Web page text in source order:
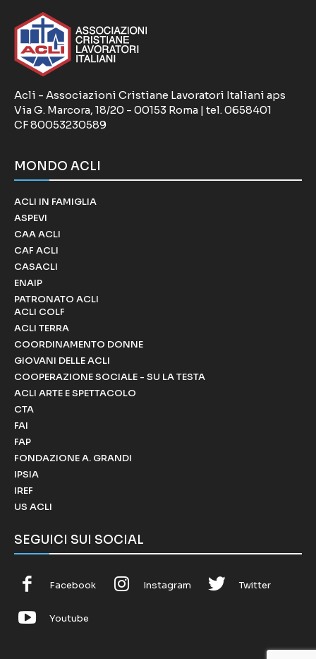
Acli - Associazioni Cristiane Lavoratori Italiani aps
Via G. Marcora, 18/20 - 00153 Roma | tel. 0658401
CF 80053230589
MONDO ACLI
ACLI IN FAMIGLIA
ASPEVI
CAA ACLI
CAF ACLI
CASACLI
ENAIP
PATRONATO ACLI
ACLI COLF
ACLI TERRA
COORDINAMENTO DONNE
GIOVANI DELLE ACLI
COOPERAZIONE SOCIALE - SU LA TESTA
ACLI ARTE E SPETTACOLO
CTA
FAI
FAP
FONDAZIONE A. GRANDI
IPSIA
IREF
US ACLI
SEGUICI SUI SOCIAL
Facebook Instagram Twitter
Youtube